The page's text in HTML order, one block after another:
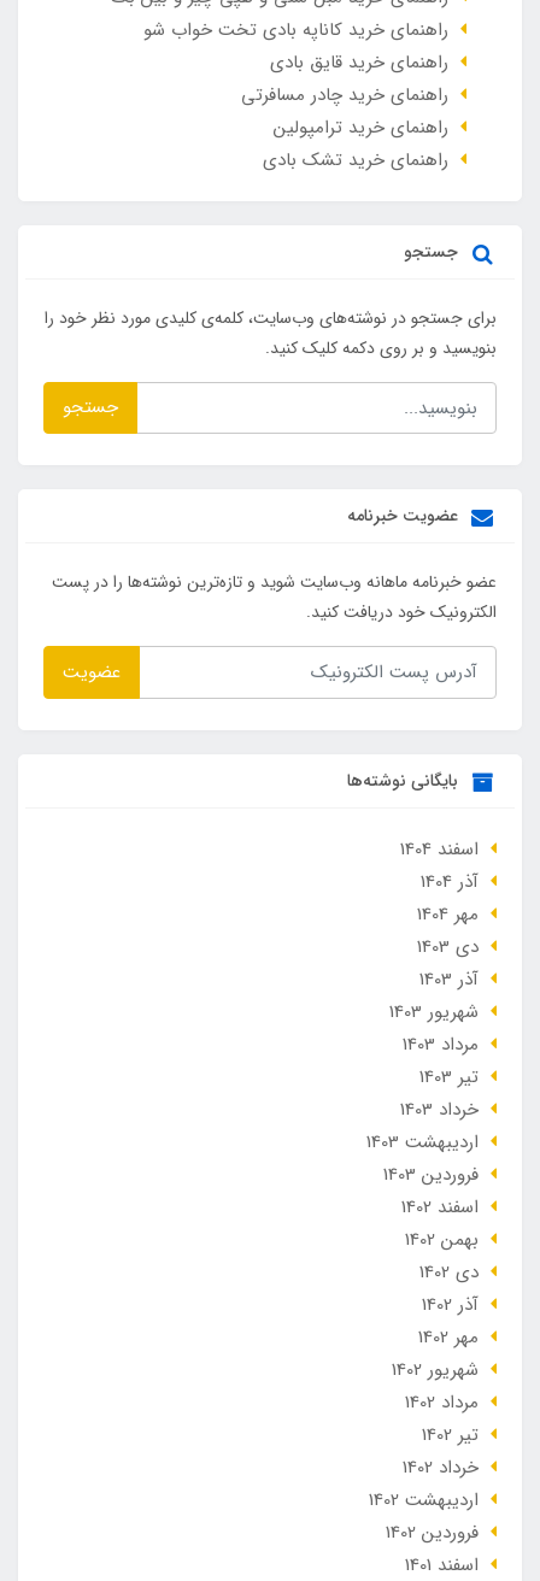
راهنمای خرید کاناپه بادی تخت خواب شو
راهنمای خرید قایق بادی
راهنمای خرید چادر مسافرتی
راهنمای خرید ترامپولین
راهنمای خرید تشک بادی
جستجو
برای جستجو در نوشته‌های وب‌سایت، کلمه‌ی کلیدی مورد نظر خود را
بنویسید و بر روی دکمه کلیک کنید.
جستجو
عضویت خبرنامه
عضو خبرنامه ماهانه وب‌سایت شوید و تازه‌ترین نوشته‌ها را در پست
الکترونیک خود دریافت کنید.
عضویت
بایگانی نوشته‌ها
اسفند 1404
آذر 1404
مهر 1404
دی 1403
آذر 1403
شهریور 1403
مرداد 1403
تير 1403
خرداد 1403
ارديبهشت 1403
فروردین 1403
اسفند 1402
بهمن 1402
دی 1402
آذر 1402
مهر 1402
شهریور 1402
مرداد 1402
تير 1402
خرداد 1402
ارديبهشت 1402
فروردین 1402
اسفند 1401